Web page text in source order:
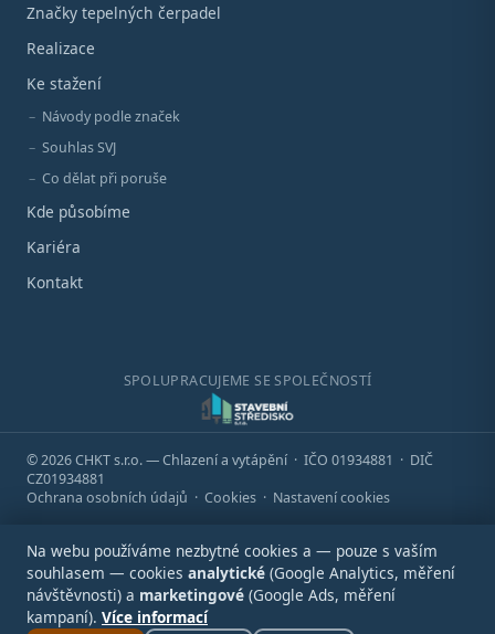
Značky tepelných čerpadel
Realizace
Ke stažení
Návody podle značek
Souhlas SVJ
Co dělat při poruše
Kde působíme
Kariéra
Kontakt
SPOLUPRACUJEME SE SPOLEČNOSTÍ
© 2026 CHKT s.r.o. — Chlazení a vytápění · IČO 01934881 · DIČ
CZ01934881
Ochrana osobních údajů · Cookies · Nastavení cookies
Na webu používáme nezbytné cookies a — pouze s vaším
souhlasem — cookies analytické (Google Analytics, měření
návštěvnosti) a marketingové (Google Ads, měření
kampaní). Více informací